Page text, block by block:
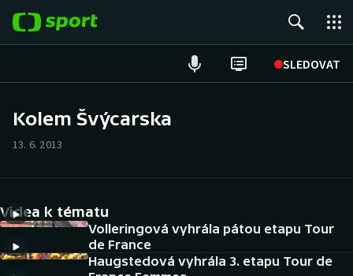
SLEDOVAT
Hokej
Tenis
Atletika
Cyklistika
Kolem Švýcarska
13. 6. 2013
Videa k tématu
Volleringová vyhrála pátou etapu Tour
de France
Haugstedová vyhrála 3. etapu Tour de